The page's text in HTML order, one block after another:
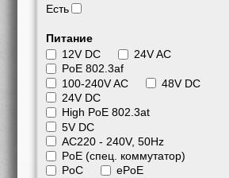
Есть
Питание
12V DC
24V AC
PoE 802.3af
100-240V AC
48V DC
24V DC
High PoE 802.3at
5V DC
АС220 - 240V, 50Hz
PoE (спец. коммутатор)
PoC
ePoE